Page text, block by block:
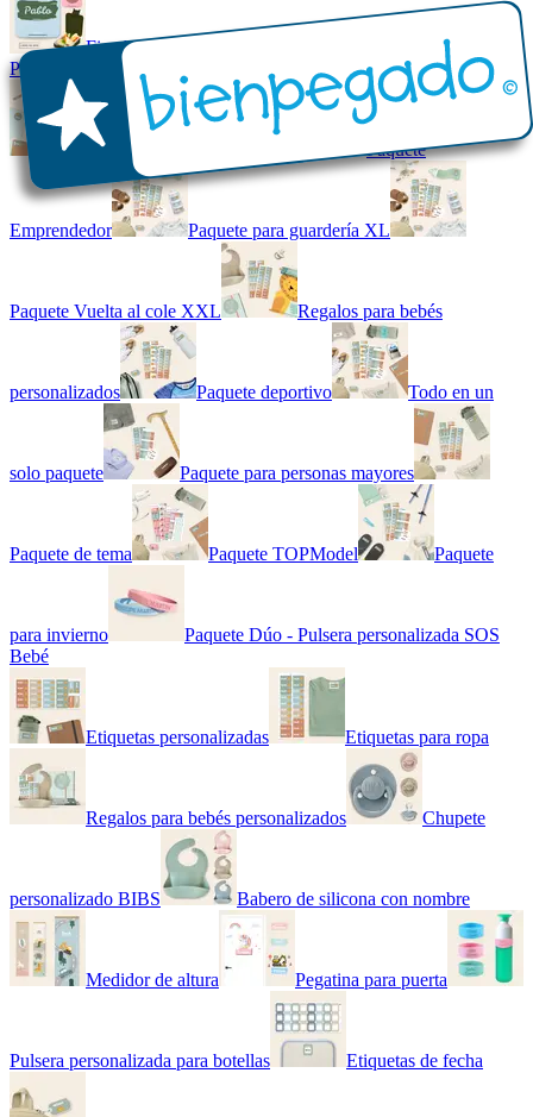
Fiambrera con tu nombre básica
Paquetes
Kit combinado de etiquetas Paquete
Emprendedor Paquete para guardería XL
Paquete Vuelta al cole XXL Regalos para bebés
personalizados Paquete deportivo Todo en un
solo paquete Paquete para personas mayores
Paquete de tema Paquete TOPModel Paquete
para invierno
Paquete Dúo - Pulsera personalizada SOS
Bebé
Etiquetas personalizadas Etiquetas para ropa
Regalos para bebés personalizados Chupete
personalizado BIBS Babero de silicona con nombre
Medidor de altura Pegatina para puerta
Pulsera personalizada para botellas Etiquetas de fecha